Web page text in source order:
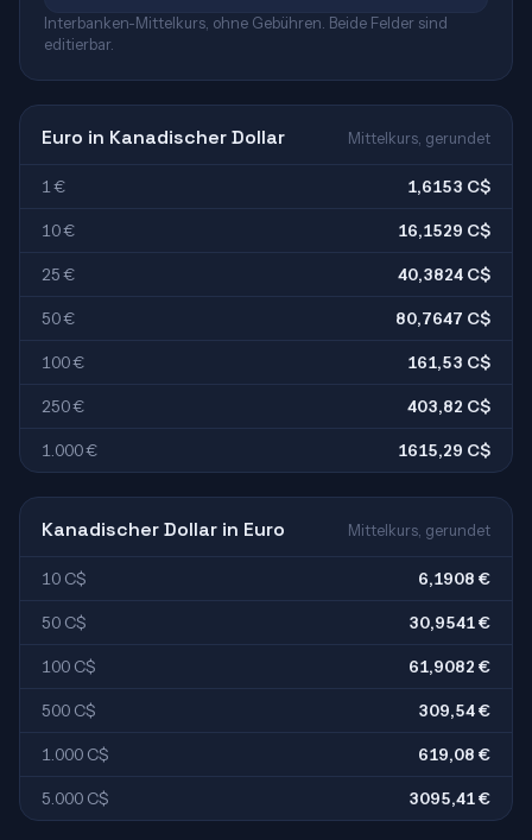
Interbanken-Mittelkurs, ohne Gebühren. Beide Felder sind
editierbar.
Euro in Kanadischer Dollar Mittelkurs, gerundet
1 € 1,6153 C$
10 € 16,1529 C$
25 € 40,3824 C$
50 € 80,7647 C$
100 € 161,53 C$
250 € 403,82 C$
1.000 € 1615,29 C$
Kanadischer Dollar in Euro Mittelkurs, gerundet
10 C$ 6,1908 €
50 C$ 30,9541 €
100 C$ 61,9082 €
500 C$ 309,54 €
1.000 C$ 619,08 €
5.000 C$ 3095,41 €